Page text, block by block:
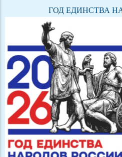
ГОД ЕДИНСТВА